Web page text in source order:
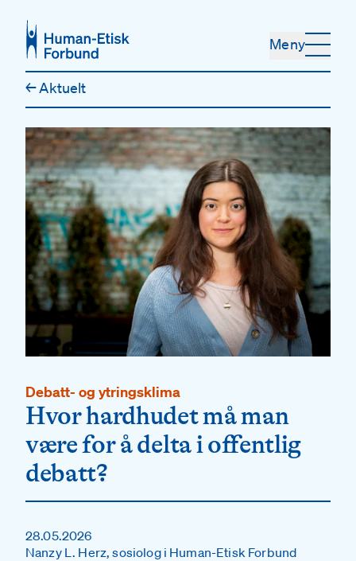
Meny
←Aktuelt
Debatt- og ytringsklima
Hvor hardhudet må man
være for å delta i offentlig
debatt?
28.05.2026
Nanzy L. Herz, sosiolog i Human-Etisk Forbund